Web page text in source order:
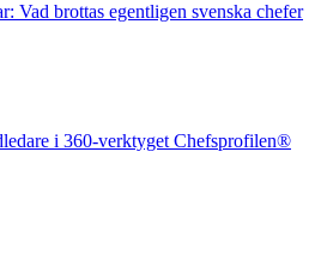
Vad brottas egentligen svenska chefer
i 360-verktyget Chefsprofilen®